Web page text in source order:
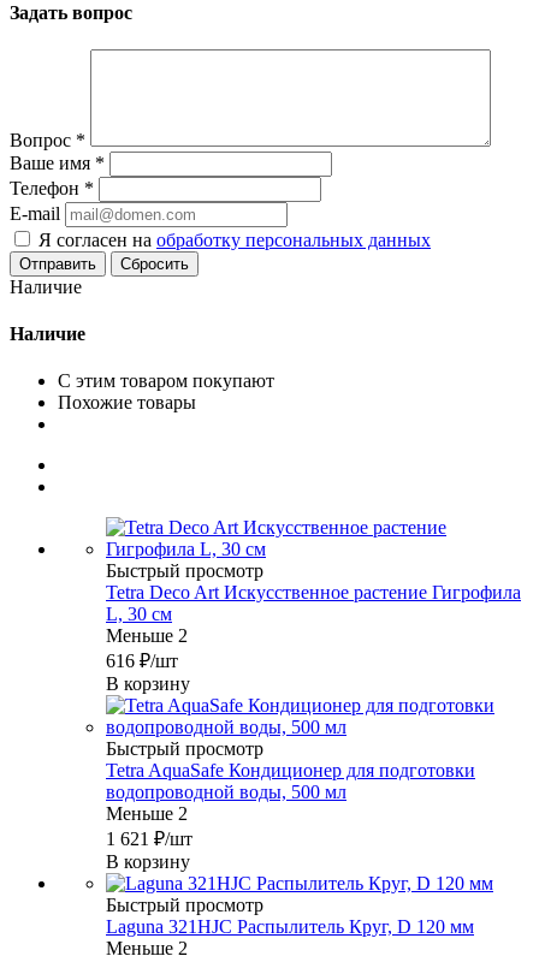
Задать вопрос
Вопрос *
Ваше имя *
Телефон *
E-mail
Я согласен на обработку персональных данных
Сбросить
Наличие
Наличие
С этим товаром покупают
Похожие товары
Быстрый просмотр
Tetra Deco Art Искусственное растение Гигрофила
L, 30 см
Меньше 2
616 ₽/шт
В корзину
Быстрый просмотр
Tetra AquaSafe Кондиционер для подготовки
водопроводной воды, 500 мл
Меньше 2
1 621 ₽/шт
В корзину
Быстрый просмотр
Laguna 321HJC Распылитель Круг, D 120 мм
Меньше 2